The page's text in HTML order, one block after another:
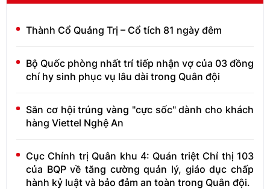
Thành Cổ Quảng Trị – Cổ tích 81 ngày đêm
Bộ Quốc phòng nhất trí tiếp nhận vợ của 03 đồng
chí hy sinh phục vụ lâu dài trong Quân đội
Săn cơ hội trúng vàng "cực sốc" dành cho khách
hàng Viettel Nghệ An
Cục Chính trị Quân khu 4: Quán triệt Chỉ thị 103
của BQP về tăng cường quản lý, giáo dục chấp
hành kỷ luật và bảo đảm an toàn trong Quân đội.